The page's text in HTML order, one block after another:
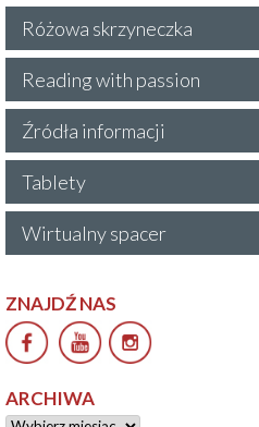
Różowa skrzyneczka
Reading with passion
Źródła informacji
Tablety
Wirtualny spacer
ZNAJDŹ NAS
ARCHIWA
Archiwa